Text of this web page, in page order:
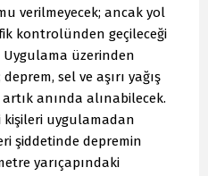
verilmeyecek; ancak yol
kontrolünden geçileceği
üzerinden
sel ve aşırı yağış
anında alınabilecek.
uygulamadan
şiddetinde depremin
yarıçapındaki